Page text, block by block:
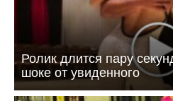
Ролик длится пару
шоке от увиденного